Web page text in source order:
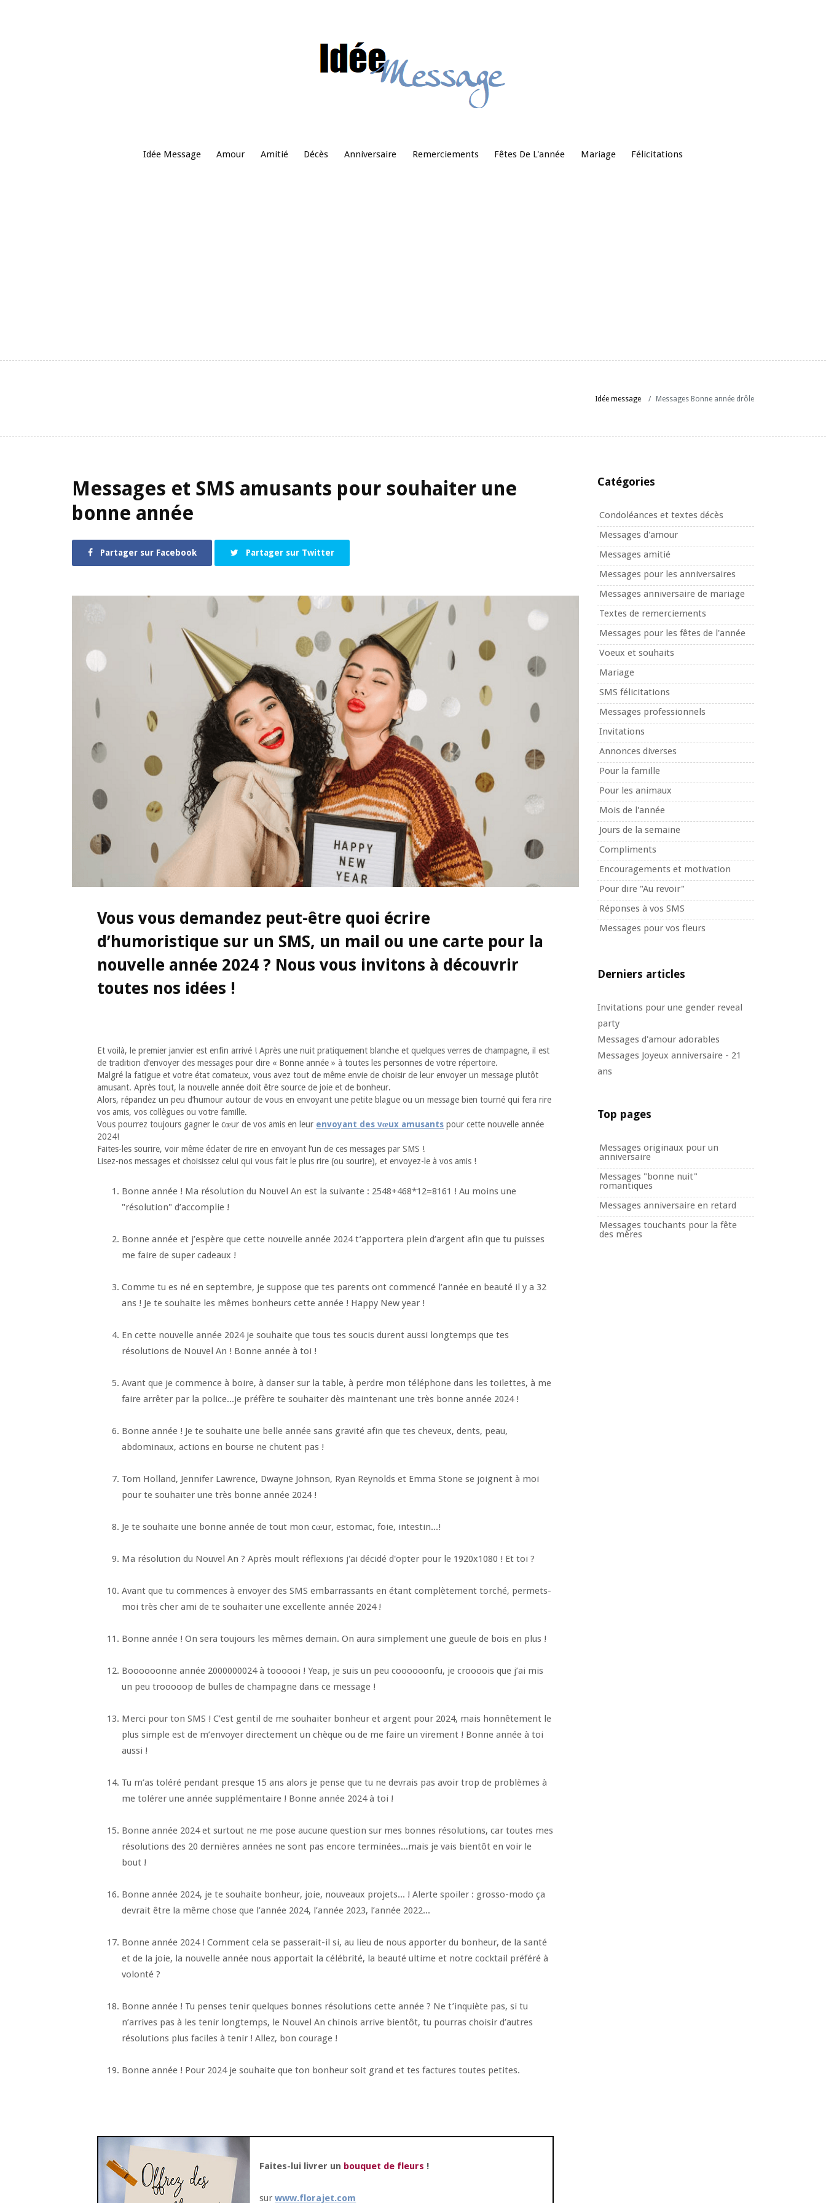
Idée Message Amour Amitié Décès Anniversaire Remerciements Fêtes De L'année Mariage Félicitations
Idée message Messages Bonne année drôle
Messages et SMS amusants pour souhaiter une
bonne année
Partager sur Facebook Partager sur Twitter
Vous vous demandez peut-être quoi écrire
d’humoristique sur un SMS, un mail ou une carte pour la
nouvelle année 2024 ? Nous vous invitons à découvrir
toutes nos idées !
Et voilà, le premier janvier est enfin arrivé ! Après une nuit pratiquement blanche et quelques verres de champagne, il est
de tradition d’envoyer des messages pour dire « Bonne année » à toutes les personnes de votre répertoire.
Malgré la fatigue et votre état comateux, vous avez tout de même envie de choisir de leur envoyer un message plutôt
amusant. Après tout, la nouvelle année doit être source de joie et de bonheur.
Alors, répandez un peu d’humour autour de vous en envoyant une petite blague ou un message bien tourné qui fera rire
vos amis, vos collègues ou votre famille.
Vous pourrez toujours gagner le cœur de vos amis en leur envoyant des vœux amusants pour cette nouvelle année
2024!
Faites-les sourire, voir même éclater de rire en envoyant l’un de ces messages par SMS !
Lisez-nos messages et choisissez celui qui vous fait le plus rire (ou sourire), et envoyez-le à vos amis !
Bonne année ! Ma résolution du Nouvel An est la suivante : 2548+468*12=8161 ! Au moins une
"résolution" d’accomplie !
Bonne année et j’espère que cette nouvelle année 2024 t’apportera plein d’argent afin que tu puisses
me faire de super cadeaux !
Comme tu es né en septembre, je suppose que tes parents ont commencé l’année en beauté il y a 32
ans ! Je te souhaite les mêmes bonheurs cette année ! Happy New year !
En cette nouvelle année 2024 je souhaite que tous tes soucis durent aussi longtemps que tes
résolutions de Nouvel An ! Bonne année à toi !
Avant que je commence à boire, à danser sur la table, à perdre mon téléphone dans les toilettes, à me
faire arrêter par la police...je préfère te souhaiter dès maintenant une très bonne année 2024 !
Bonne année ! Je te souhaite une belle année sans gravité afin que tes cheveux, dents, peau,
abdominaux, actions en bourse ne chutent pas !
Tom Holland, Jennifer Lawrence, Dwayne Johnson, Ryan Reynolds et Emma Stone se joignent à moi
pour te souhaiter une très bonne année 2024 !
Je te souhaite une bonne année de tout mon cœur, estomac, foie, intestin...!
Ma résolution du Nouvel An ? Après moult réflexions j'ai décidé d'opter pour le 1920x1080 ! Et toi ?
Avant que tu commences à envoyer des SMS embarrassants en étant complètement torché, permets-
moi très cher ami de te souhaiter une excellente année 2024 !
Bonne année ! On sera toujours les mêmes demain. On aura simplement une gueule de bois en plus !
Boooooonne année 2000000024 à toooooi ! Yeap, je suis un peu coooooonfu, je croooois que j’ai mis
un peu trooooop de bulles de champagne dans ce message !
Merci pour ton SMS ! C’est gentil de me souhaiter bonheur et argent pour 2024, mais honnêtement le
plus simple est de m’envoyer directement un chèque ou de me faire un virement ! Bonne année à toi
aussi !
Tu m’as toléré pendant presque 15 ans alors je pense que tu ne devrais pas avoir trop de problèmes à
me tolérer une année supplémentaire ! Bonne année 2024 à toi !
Bonne année 2024 et surtout ne me pose aucune question sur mes bonnes résolutions, car toutes mes
résolutions des 20 dernières années ne sont pas encore terminées...mais je vais bientôt en voir le
bout !
Bonne année 2024, je te souhaite bonheur, joie, nouveaux projets... ! Alerte spoiler : grosso-modo ça
devrait être la même chose que l’année 2024, l’année 2023, l’année 2022...
Bonne année 2024 ! Comment cela se passerait-il si, au lieu de nous apporter du bonheur, de la santé
et de la joie, la nouvelle année nous apportait la célébrité, la beauté ultime et notre cocktail préféré à
volonté ?
Bonne année ! Tu penses tenir quelques bonnes résolutions cette année ? Ne t’inquiète pas, si tu
n’arrives pas à les tenir longtemps, le Nouvel An chinois arrive bientôt, tu pourras choisir d’autres
résolutions plus faciles à tenir ! Allez, bon courage !
Bonne année ! Pour 2024 je souhaite que ton bonheur soit grand et tes factures toutes petites.
Faites-lui livrer un bouquet de fleurs !
surwww.florajet.com
Catégories
Condoléances et textes décès
Messages d'amour
Messages amitié
Messages pour les anniversaires
Messages anniversaire de mariage
Textes de remerciements
Messages pour les fêtes de l'année
Voeux et souhaits
Mariage
SMS félicitations
Messages professionnels
Invitations
Annonces diverses
Pour la famille
Pour les animaux
Mois de l'année
Jours de la semaine
Compliments
Encouragements et motivation
Pour dire "Au revoir"
Réponses à vos SMS
Messages pour vos fleurs
Derniers articles
Invitations pour une gender reveal
party
Messages d'amour adorables
Messages Joyeux anniversaire - 21
ans
Top pages
Messages originaux pour un
anniversaire
Messages "bonne nuit"
romantiques
Messages anniversaire en retard
Messages touchants pour la fête
des mères